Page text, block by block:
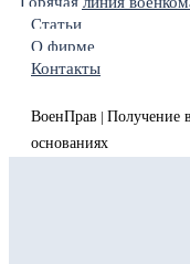
Статьи
О фирме
Контакты
ВоенПрав
Получение
основаниях